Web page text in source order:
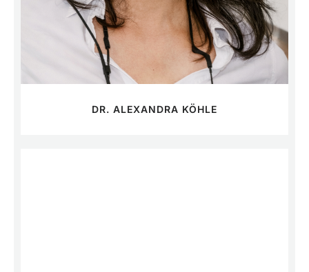
DR. ALEXANDRA KÖHLE